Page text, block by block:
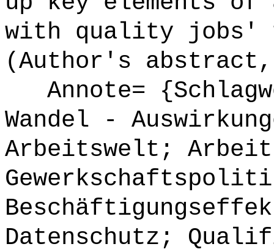
with quality jobs'
(Author's
Annote=
Wandel -
Arbeitswelt;
Datenschutz;